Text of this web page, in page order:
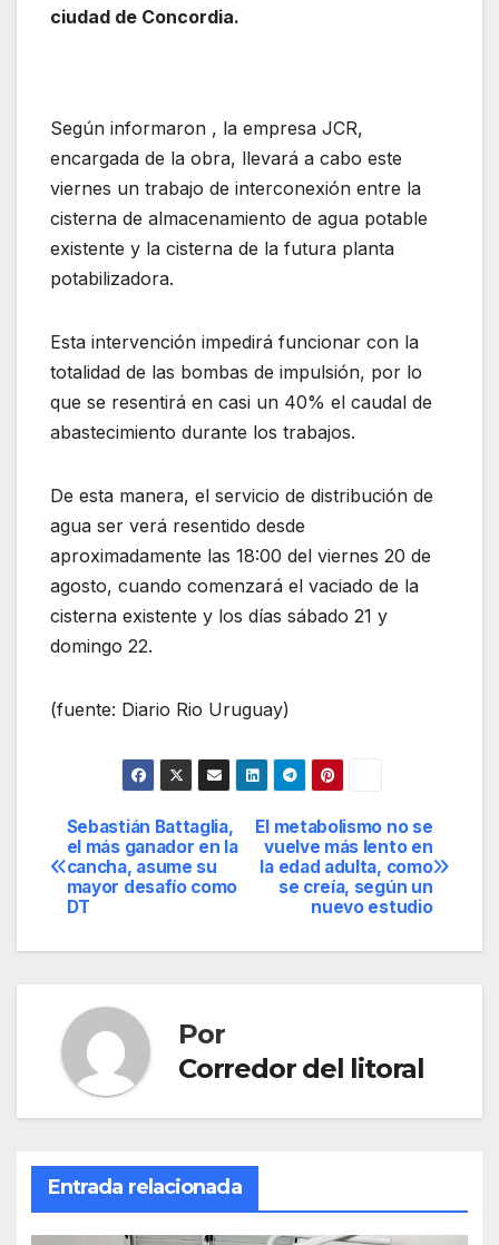
ciudad de Concordia.
Según informaron , la empresa JCR,
encargada de la obra, llevará a cabo este
viernes un trabajo de interconexión entre la
cisterna de almacenamiento de agua potable
existente y la cisterna de la futura planta
potabilizadora.
Esta intervención impedirá funcionar con la
totalidad de las bombas de impulsión, por lo
que se resentirá en casi un 40% el caudal de
abastecimiento durante los trabajos.
De esta manera, el servicio de distribución de
agua ser verá resentido desde
aproximadamente las 18:00 del viernes 20 de
agosto, cuando comenzará el vaciado de la
cisterna existente y los días sábado 21 y
domingo 22.
(fuente: Diario Rio Uruguay)
Navegación
de
El metabolismo no se
vuelve más lento en
la edad adulta, como
se creía, según un
nuevo estudio
Sebastián Battaglia,
el más ganador en la
cancha, asume su
mayor desafío como
DT
Por
Corredor del litoral
Entrada relacionada